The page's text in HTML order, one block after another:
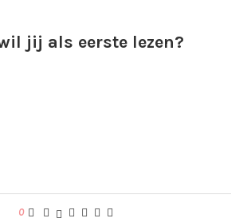
jij als eerste lezen?
0